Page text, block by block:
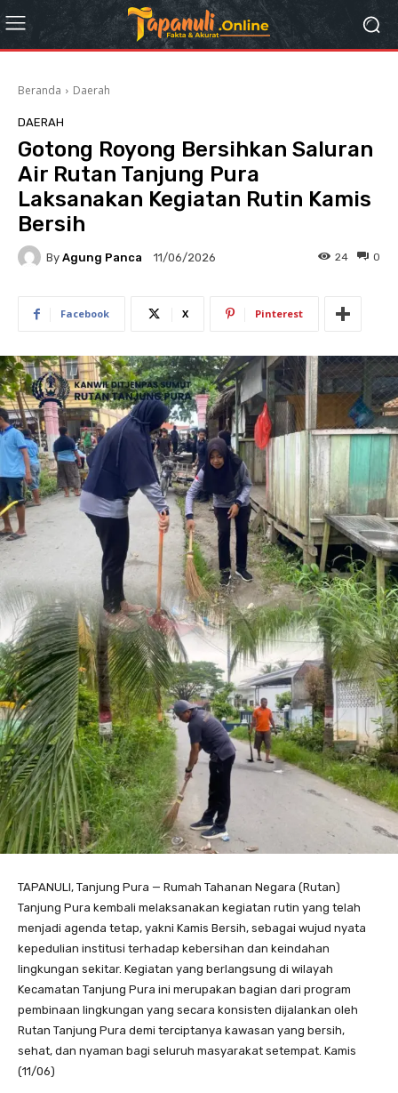
Beranda Daerah
DAERAH
Gotong Royong Bersihkan Saluran
Air Rutan Tanjung Pura
Laksanakan Kegiatan Rutin Kamis
Bersih
By Agung Panca 11/06/2026 0
24
Facebook X Pinterest
TAPANULI, Tanjung Pura — Rumah Tahanan Negara (Rutan)
Tanjung Pura kembali melaksanakan kegiatan rutin yang telah
menjadi agenda tetap, yakni Kamis Bersih, sebagai wujud nyata
kepedulian institusi terhadap kebersihan dan keindahan
lingkungan sekitar. Kegiatan yang berlangsung di wilayah
Kecamatan Tanjung Pura ini merupakan bagian dari program
pembinaan lingkungan yang secara konsisten dijalankan oleh
Rutan Tanjung Pura demi terciptanya kawasan yang bersih,
sehat, dan nyaman bagi seluruh masyarakat setempat. Kamis
(11/06)